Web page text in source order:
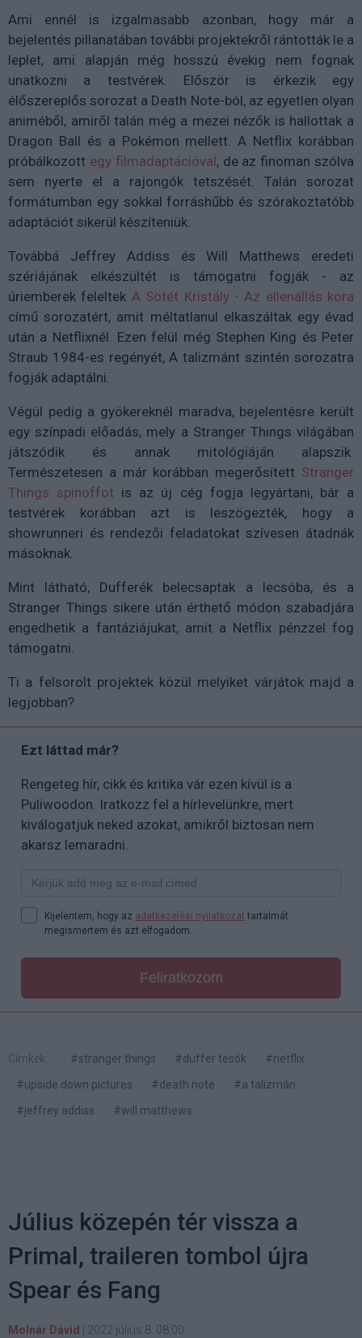
Ami ennél is izgalmasabb azonban, hogy már a
bejelentés pillanatában további projektekről rántották le a
leplet, ami alapján még hosszú évekig nem fognak
unatkozni a testvérek. Először is érkezik egy
élőszereplős sorozat a Death Note-ból, az egyetlen olyan
animéből, amiről talán még a mezei nézők is hallottak a
Dragon Ball és a Pokémon mellett. A Netflix korábban
próbálkozott egy filmadaptációval, de az finoman szólva
sem nyerte el a rajongók tetszését. Talán sorozat
formátumban egy sokkal forráshűbb és szórakoztatóbb
adaptációt sikerül készíteniük.
Továbbá Jeffrey Addiss és Will Matthews eredeti
szériájának elkészültét is támogatni fogják - az
úriemberek feleltek A Sötét Kristály - Az ellenállás kora
című sorozatért, amit méltatlanul elkaszáltak egy évad
után a Netflixnél. Ezen felül még Stephen King és Peter
Straub 1984-es regényét, A talizmánt szintén sorozatra
fogják adaptálni.
Végül pedig a gyökereknél maradva, bejelentésre került
egy színpadi előadás, mely a Stranger Things világában
játszódik és annak mitológiáján alapszik.
Természetesen a már korábban megerősített Stranger
Things spinoffot is az új cég fogja legyártani, bár a
testvérek korábban azt is leszögezték, hogy a
showrunneri és rendezői feladatokat szívesen átadnák
másoknak.
Mint látható, Dufferék belecsaptak a lecsóba, és a
Stranger Things sikere után érthető módon szabadjára
engedhetik a fantáziájukat, amit a Netflix pénzzel fog
támogatni.
Ti a felsorolt projektek közül melyiket várjátok majd a
legjobban?
Ezt láttad már?
Rengeteg hír, cikk és kritika vár ezen kívül is a
Puliwoodon. Iratkozz fel a hírlevelünkre, mert
kiválogatjuk neked azokat, amikről biztosan nem
akarsz lemaradni.
Kijelentem, hogy az adatkezelési nyilatkozat tartalmát
megismertem és azt elfogadom.
Feliratkozom
Címkék: #stranger things #duffer tesók
#netflix
#upside down pictures
#death note
#a talizmán
#jeffrey addiss
#will matthews
Július közepén tér vissza a
Primal, traileren tombol újra
Spear és Fang
Molnár Dávid 2022 július 8. 08:00